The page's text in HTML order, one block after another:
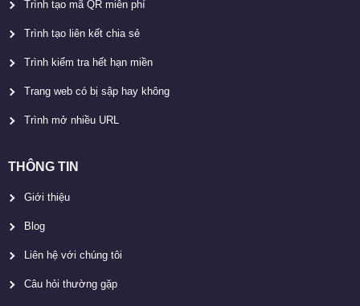
Trình tạo mã QR miễn phí
Trình tạo liên kết chia sẻ
Trình kiểm tra hết hạn miền
Trang web có bị sập hay không
Trình mở nhiều URL
THÔNG TIN
Giới thiệu
Blog
Liên hệ với chúng tôi
Câu hỏi thường gặp